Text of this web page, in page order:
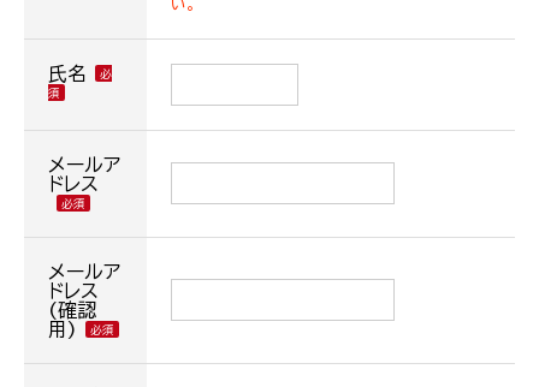
い。
氏名
メールア
ドレス
メールア
ドレス
(確認
用)